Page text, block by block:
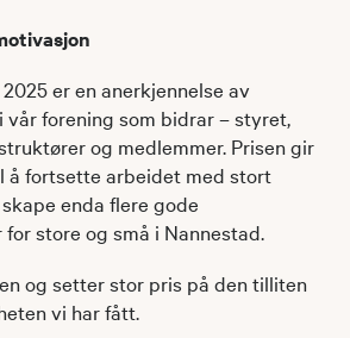
er en anerkjennelse av
vår forening som bidrar – styret,
og medlemmer. Prisen gir
å fortsette arbeidet med stort
enda flere gode
store og små i Nannestad.
og setter stor pris på den tilliten
vi har fått.